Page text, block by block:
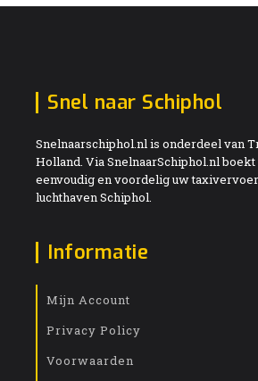
Snel naar Schiphol
Snelnaarschiphol.nl is onderdeel van
Holland. Via SnelnaarSchiphol.nl boekt
eenvoudig en voordelig uw
luchthaven Schiphol.
Informatie
Mijn Account
Privacy Policy
Voorwaarden